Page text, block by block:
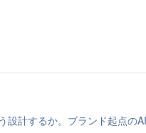
設計するか。ブランド起点の